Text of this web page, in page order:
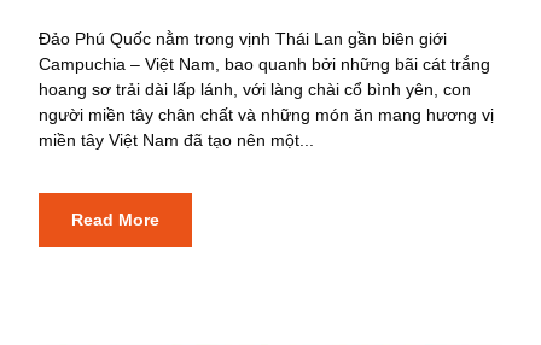
Đảo Phú Quốc nằm trong vịnh Thái Lan gần biên giới
Campuchia – Việt Nam, bao quanh bởi những bãi cát trắng
hoang sơ trải dài lấp lánh, với làng chài cổ bình yên, con
người miền tây chân chất và những món ăn mang hương vị
miền tây Việt Nam đã tạo nên một...
Read More